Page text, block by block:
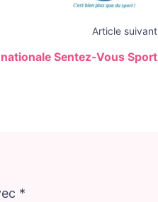
Article suivant
Sentez-Vous Sport
*